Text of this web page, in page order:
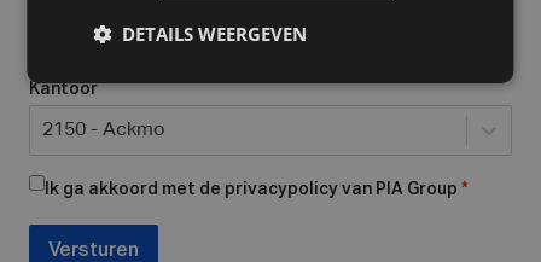
Kantoor
2150 - Ackmo
Ik ga akkoord met de privacypolicy van PIA Group *
Versturen
DETAILS WEERGEVEN